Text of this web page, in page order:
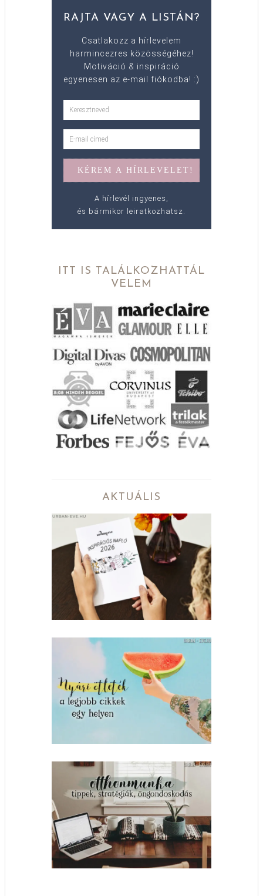
RAJTA VAGY A LISTÁN?
Csatlakozz a hírlevelem
harmincezres közösségéhez!
Motiváció & inspiráció
egyenesen az e-mail fiókodba! :)
A hírlevél ingyenes,
és bármikor leiratkozhatsz.
ITT IS TALÁLKOZHATTÁL
VELEM
AKTUÁLIS